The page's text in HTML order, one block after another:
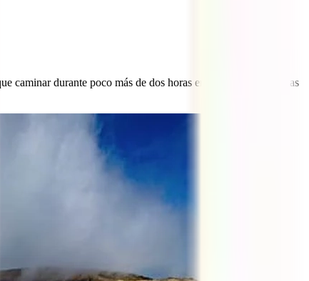
caminar durante poco más de dos horas entre bosques y plantas